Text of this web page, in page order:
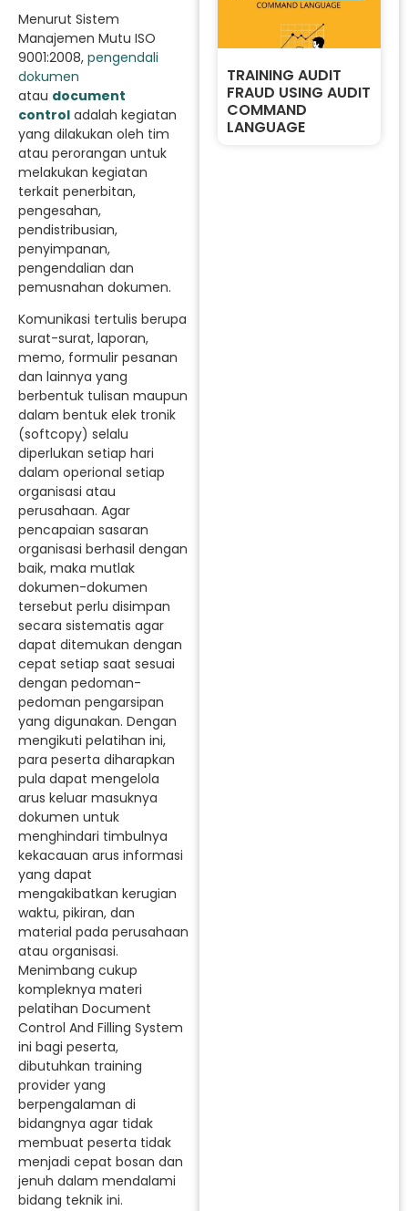
Menurut Sistem
Manajemen Mutu ISO
9001:2008, pengendali
dokumen
atau document
control adalah kegiatan
yang dilakukan oleh tim
atau perorangan untuk
melakukan kegiatan
terkait penerbitan,
pengesahan,
pendistribusian,
penyimpanan,
pengendalian dan
pemusnahan dokumen.
Komunikasi tertulis berupa
surat-surat, laporan,
memo, formulir pesanan
dan lainnya yang
berbentuk tulisan maupun
dalam bentuk elek tronik
(softcopy) selalu
diperlukan setiap hari
dalam operional setiap
organisasi atau
perusahaan. Agar
pencapaian sasaran
organisasi berhasil dengan
baik, maka mutlak
dokumen-dokumen
tersebut perlu disimpan
secara sistematis agar
dapat ditemukan dengan
cepat setiap saat sesuai
dengan pedoman-
pedoman pengarsipan
yang digunakan. Dengan
mengikuti pelatihan ini,
para peserta diharapkan
pula dapat mengelola
arus keluar masuknya
dokumen untuk
menghindari timbulnya
kekacauan arus informasi
yang dapat
mengakibatkan kerugian
waktu, pikiran, dan
material pada perusahaan
atau organisasi.
Menimbang cukup
kompleknya materi
pelatihan Document
Control And Filling System
ini bagi peserta,
dibutuhkan training
provider yang
berpengalaman di
bidangnya agar tidak
membuat peserta tidak
menjadi cepat bosan dan
jenuh dalam mendalami
bidang teknik ini.
TRAINING AUDIT
FRAUD USING AUDIT
COMMAND
LANGUAGE